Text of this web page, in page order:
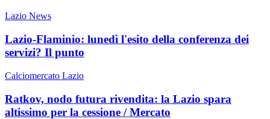
Lazio News
Lazio-Flaminio: lunedì l'esito della conferenza dei
servizi? Il punto
Calciomercato Lazio
Ratkov, nodo futura rivendita: la Lazio spara
altissimo per la cessione / Mercato